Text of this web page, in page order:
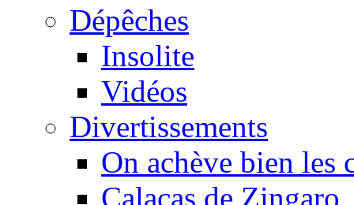
Dépêches
Insolite
Vidéos
Divertissements
On achève bien les
Calacas de Zingaro